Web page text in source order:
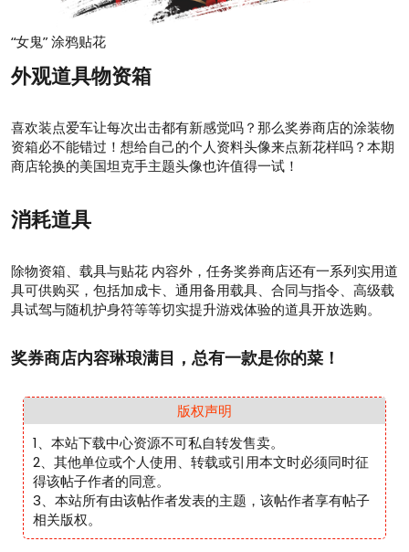
“女鬼” 涂鸦贴花
外观道具物资箱
喜欢装点爱车让每次出击都有新感觉吗？那么奖券商店的涂装物
资箱必不能错过！想给自己的个人资料头像来点新花样吗？本期
商店轮换的美国坦克手主题头像也许值得一试！
消耗道具
除物资箱、载具与贴花 内容外，任务奖券商店还有一系列实用道
具可供购买，包括加成卡、通用备用载具、合同与指令、高级载
具试驾与随机护身符等等切实提升游戏体验的道具开放选购。
奖券商店内容琳琅满目，总有一款是你的菜！
版权声明
1、本站下载中心资源不可私自转发售卖。
2、其他单位或个人使用、转载或引用本文时必须同时征
得该帖子作者的同意。
3、本站所有由该帖作者发表的主题，该帖作者享有帖子
相关版权。